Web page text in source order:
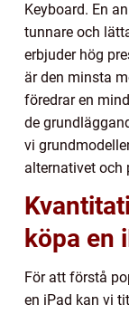
Keyboard. En
tunnare och
erbjuder hög
är den minsta
föredrar en
de
vi
alternativet och
köpa en
För att förstå
en iPad kan vi